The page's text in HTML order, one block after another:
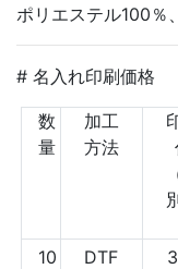
ポリエステル100％
# 名入れ印刷価格
数
量
加工
方法
10 DTF